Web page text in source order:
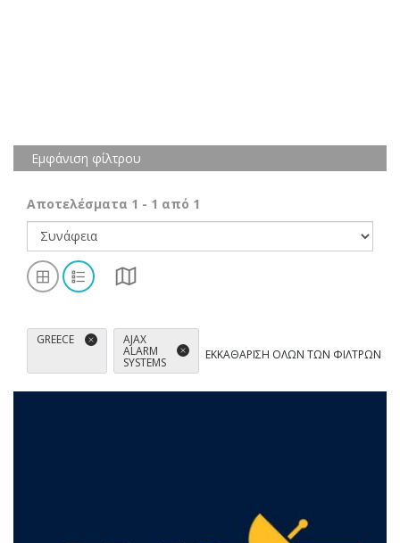
Εμφάνιση φίλτρου
Αποτελέσματα 1 - 1 από 1
GREECE AJAX
ALARM
SYSTEMS ΕΚΚΑΘΆΡΙΣΗ ΌΛΩΝ ΤΩΝ ΦΊΛΤΡΩΝ